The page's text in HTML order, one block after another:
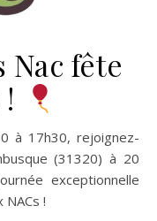
Nac fête
à 17h30, rejoignez-
(31320) à 20
exceptionnelle
!